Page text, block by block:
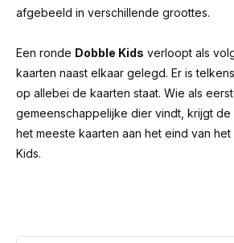
afgebeeld in verschillende groottes.
Een ronde Dobble Kids verloopt als
kaarten naast elkaar gelegd. Er is
op allebei de kaarten staat. Wie als
gemeenschappelijke dier vindt, krijgt de
het meeste kaarten aan het eind van
Kids.